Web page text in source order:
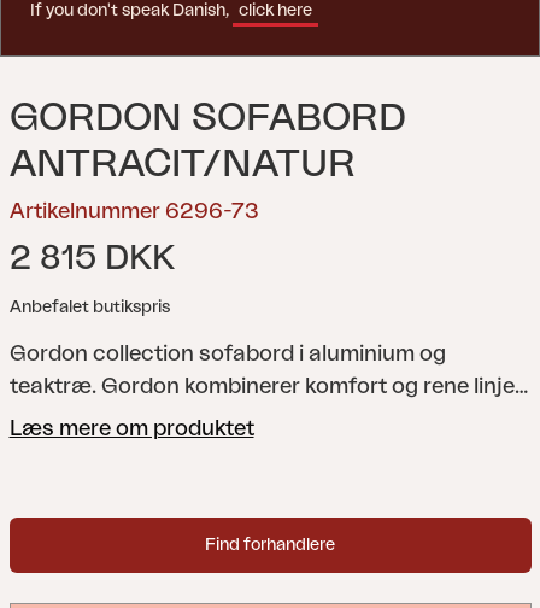
GORDON SOFABORD
ANTRACIT/NATUR
Artikelnummer 6296-73
2 815 DKK
Anbefalet butikspris
Gordon collection sofabord i aluminium og
teaktræ. Gordon kombinerer komfort og rene linjer
i en tidløs loungeserie med høj ryg – sofa, lænestol
moderne følelse, mens teak-armlæn tilføjer en
varm kontrast. Med et enkelt tryk på en knap kan
Læs mere om produktet
Find forhandlere
If you don't speak Danish, click here